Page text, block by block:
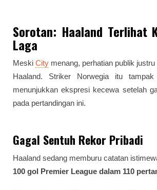
Sorotan: Haaland Terlihat
Laga
Meski City menang, perhatian publik
Haaland. Striker Norwegia itu
menunjukkan ekspresi kecewa setelah
pada pertandingan ini.
Gagal Sentuh Rekor Pribadi
Haaland sedang memburu catatan
100 gol Premier League dalam 110